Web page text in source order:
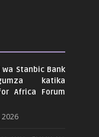
Stanbic Bank
katika
Africa Forum
2026